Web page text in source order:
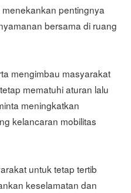
pentingnya
bersama di ruang
mengimbau masyarakat
mematuhi aturan lalu
meningkatkan
kelancaran mobilitas
untuk tetap tertib
keselamatan dan